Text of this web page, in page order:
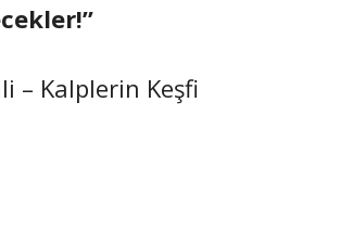
– Kalplerin Keşfi